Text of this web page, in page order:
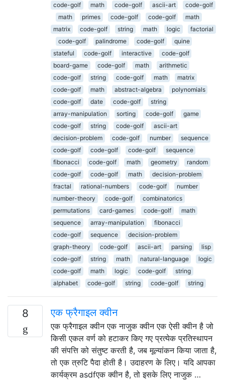
code-golf
math code-golf ascii-art
code-golf
math
primes code-golf code-golf
math
matrix
code-golf string math logic
factorial
code-golf
palindrome code-golf
quine
stateful
code-golf interactive
code-golf
board-game
code-golf math
arithmetic
code-golf
string code-golf math
matrix
code-golf
math abstract-algebra
polynomials
code-golf
date code-golf
string
array-manipulation
sorting code-golf
game
code-golf
string code-golf
ascii-art
decision-problem
code-golf number
sequence
code-golf
code-golf code-golf
sequence
fibonacci
code-golf math geometry
random
code-golf
code-golf math
decision-problem
fractal
rational-numbers code-golf
number
number-theory
code-golf
combinatorics
permutations
card-games code-golf
math
sequence
array-manipulation
fibonacci
code-golf
sequence
decision-problem
graph-theory
code-golf ascii-art parsing
lisp
code-golf
string math natural-language
logic
code-golf
math logic code-golf
string
alphabet
code-golf string code-golf string
8 एक फ्रैगाइल क्वीन
एक फ्रैगाइल क्वीन एक नाजुक क्वीन एक ऐसी क्वीन है जो
किसी एकल वर्ण को हटाकर किए गए प्रत्येक प्रतिस्थापन
की संपत्ति को संतुष्ट करती है, जब मूल्यांकन किया जाता है,
तो एक त्रुटि पैदा होती है। उदाहरण के लिए। यदि आपका
कार्यक्रम asdfएक क्वीन है, तो इसके लिए नाजुक …